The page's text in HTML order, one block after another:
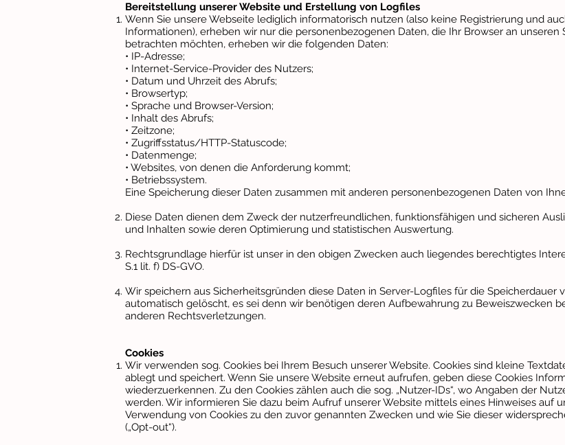
Bereitstellung unserer Website und Erstellung von Logfiles
Wenn Sie unsere Webseite lediglich informatorisch nutzen (also keine Registrierung und
Informationen), erheben wir nur die personenbezogenen Daten, die Ihr Browser an
betrachten möchten, erheben wir die folgenden Daten:
• IP-Adresse;
• Internet-Service-Provider des Nutzers;
• Datum und Uhrzeit des Abrufs;
• Browsertyp;
• Sprache und Browser-Version;
• Inhalt des Abrufs;
• Zeitzone;
• Zugriffsstatus/HTTP-Statuscode;
• Datenmenge;
• Websites, von denen die Anforderung kommt;
• Betriebssystem.
Eine Speicherung dieser Daten zusammen mit anderen personenbezogenen Daten von
Diese Daten dienen dem Zweck der nutzerfreundlichen, funktionsfähigen und sicheren
und Inhalten sowie deren Optimierung und statistischen Auswertung.
Rechtsgrundlage hierfür ist unser in den obigen Zwecken auch liegendes berechtigtes
S.1 lit. f) DS-GVO.
Wir speichern aus Sicherheitsgründen diese Daten in Server-Logfiles für die Speicherdauer
automatisch gelöscht, es sei denn wir benötigen deren Aufbewahrung zu Beweiszwecken
anderen Rechtsverletzungen.
Cookies
Wir verwenden sog. Cookies bei Ihrem Besuch unserer Website. Cookies sind kleine
ablegt und speichert. Wenn Sie unsere Website erneut aufrufen, geben diese Cookies
wiederzuerkennen. Zu den Cookies zählen auch die sog. „Nutzer-IDs“, wo Angaben der
werden. Wir informieren Sie dazu beim Aufruf unserer Website mittels eines Hinweises auf
Verwendung von Cookies zu den zuvor genannten Zwecken und wie Sie dieser
(„Opt-out“).